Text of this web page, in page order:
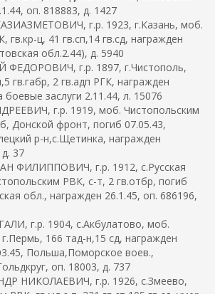
оп. 818883, д. 1427
г.р. 1923, г.Казань, моб.
гв.кр-ц, 41 гв.сп,14 гв.сд, награжден
обл.2.44), д. 5940
г.р. 1897, г.Чистополь,
гв.габр, 2 гв.адп РГК, награжден
заслуги 2.11.44, л. 15076
г.р. 1919, моб. Чистопольским
Донской фронт, погиб 07.05.43,
р-н,с.Щетинка, награжден
37
ФИЛИППОВИЧ, г.р. 1912, с.Русская
РВК, с-т, 2 гв.отбр, погиб
обл., награжден 26.1.45, оп. 686196,
г.р. 1904, с.Акбулатово, моб.
166 тад-н,15 сд, награжден
Польша,Поморское воев.,
оп. 18003, д. 737
НИКОЛАЕВИЧ, г.р. 1926, с.Змеево,